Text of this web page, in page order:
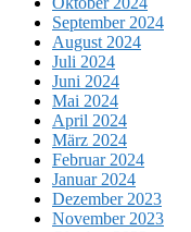
September 2024
August 2024
Juli 2024
Juni 2024
Mai 2024
April 2024
März 2024
Februar 2024
Januar 2024
Dezember 2023
November 2023